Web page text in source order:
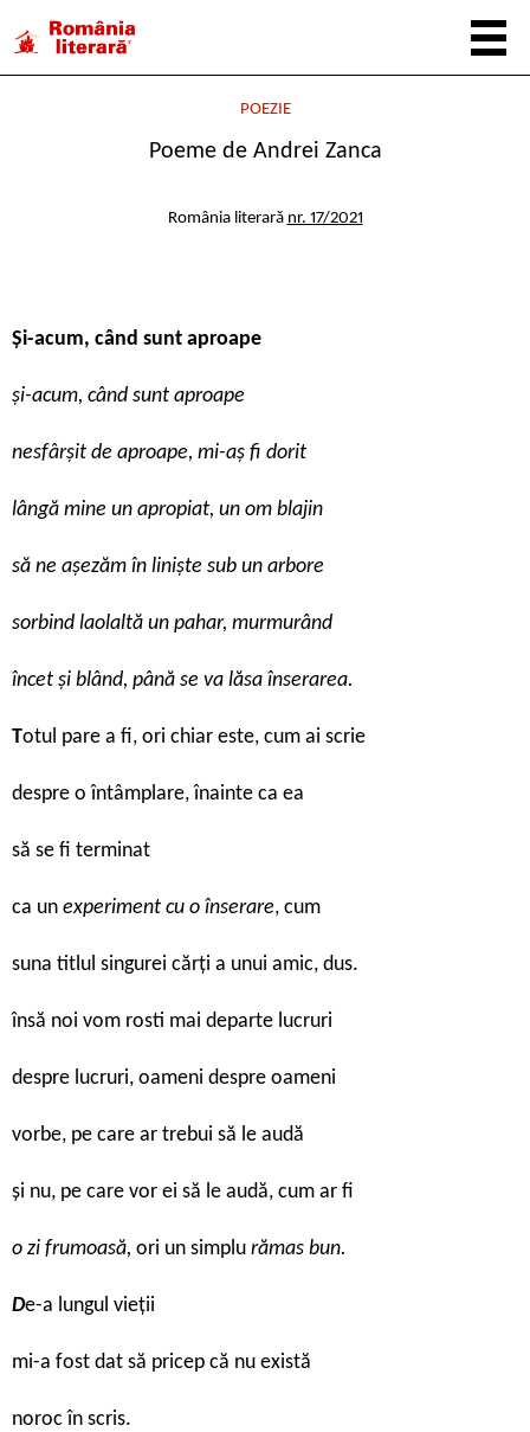
POEZIE
Poeme de Andrei Zanca
România literară nr. 17/2021
Și-acum, când sunt aproape
și-acum, când sunt aproape
nesfârșit de aproape, mi-aș fi dorit
lângă mine un apropiat, un om blajin
să ne așezăm în liniște sub un arbore
sorbind laolaltă un pahar, murmurând
încet și blând, până se va lăsa înserarea.
Totul pare a fi, ori chiar este, cum ai scrie
despre o întâmplare, înainte ca ea
să se fi terminat
ca un experiment cu o înserare, cum
suna titlul singurei cărți a unui amic, dus.
însă noi vom rosti mai departe lucruri
despre lucruri, oameni despre oameni
vorbe, pe care ar trebui să le audă
și nu, pe care vor ei să le audă, cum ar fi
o zi frumoasă, ori un simplu rămas bun.
De-a lungul vieții
mi-a fost dat să pricep că nu există
noroc în scris.